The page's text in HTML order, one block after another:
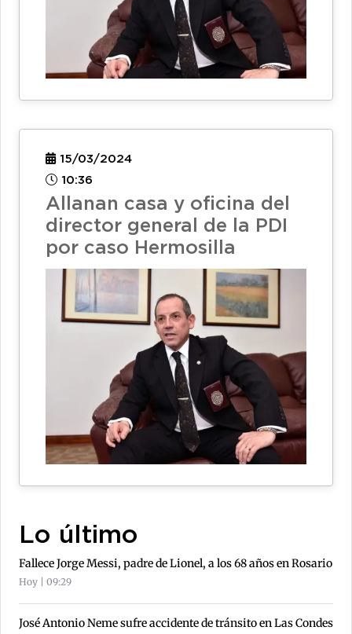
15/03/2024
10:36
Allanan casa y oficina del
director general de la PDI
por caso Hermosilla
Lo último
Fallece Jorge Messi, padre de Lionel, a los 68 años en Rosario
Hoy | 09:29
José Antonio Neme sufre accidente de tránsito en Las Condes